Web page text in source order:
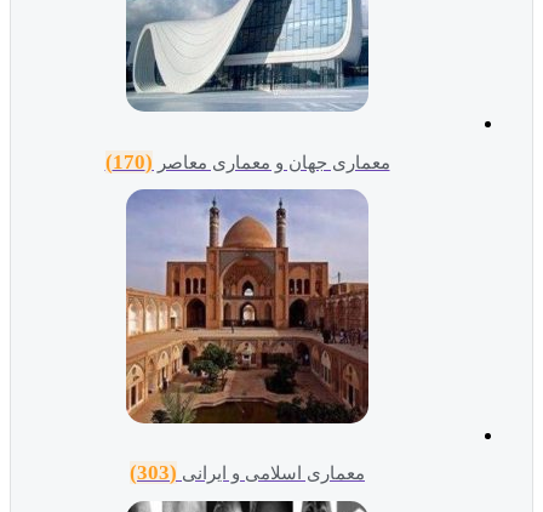
معماری جهان و معماری معاصر(170)
معماری اسلامی و ایرانی (303)